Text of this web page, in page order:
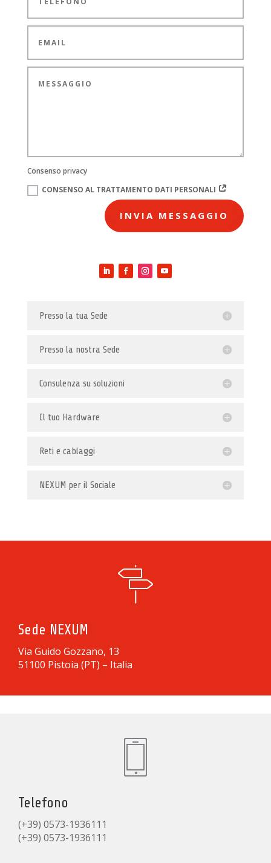
Consenso privacy
CONSENSO AL TRATTAMENTO DATI PERSONALI
INVIA MESSAGGIO
Presso la tua Sede
Presso la nostra Sede
Consulenza su soluzioni
Il tuo Hardware
Reti e cablaggi
NEXUM per il Sociale
Sede NEXUM
Via Guido Gozzano, 13
51100 Pistoia (PT) – Italia
Telefono
(+39) 0573-1936111
(+39) 0573-1936111